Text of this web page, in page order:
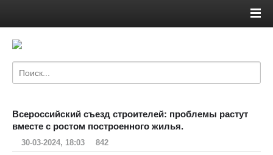
Всероссийский съезд строителей: проблемы растут
вместе с ростом построенного жилья.
30-03-2024, 18:03 842